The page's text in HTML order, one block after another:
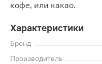
кофе, или какао.
Характеристики
Бренд
Производитель